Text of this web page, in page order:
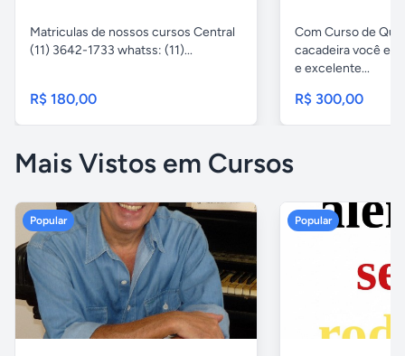
Matriculas de nossos cursos Central
(11) 3642-1733 whatss: (11)...
R$ 180,00
Com Curso de
cacadeira você
e excelente...
R$ 300,00
Mais Vistos em Cursos
Popular Popular